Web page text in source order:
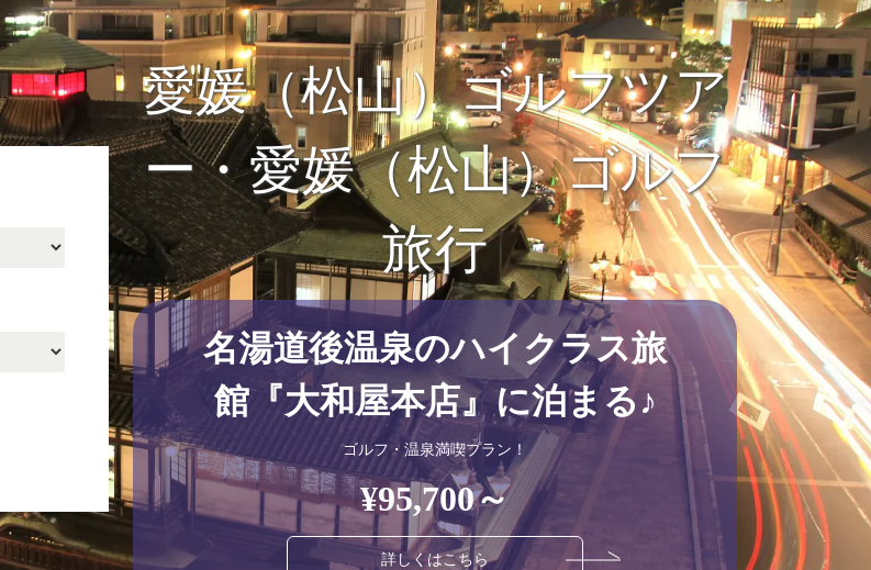
愛媛（松山）ゴルフツア
ー・愛媛（松山）ゴルフ
旅行
名湯道後温泉のハイクラス旅
館『大和屋本店』に泊まる♪
ゴルフ・温泉満喫プラン！
¥95,700～
詳しくはこちら